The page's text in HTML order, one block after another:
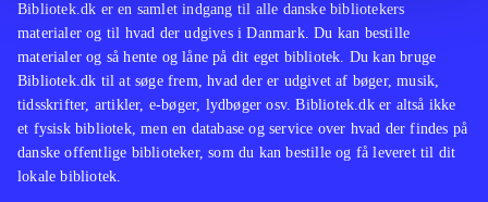
Bibliotek.dk er en samlet indgang til alle danske bibliotekers
materialer og til hvad der udgives i Danmark. Du kan bestille
materialer og så hente og låne på dit eget bibliotek. Du kan bruge
Bibliotek.dk til at søge frem, hvad der er udgivet af bøger, musik,
tidsskrifter, artikler, e-bøger, lydbøger osv. Bibliotek.dk er altså ikke
et fysisk bibliotek, men en database og service over hvad der findes på
danske offentlige biblioteker, som du kan bestille og få leveret til dit
lokale bibliotek.